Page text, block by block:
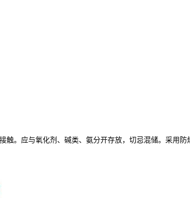
。应与氧化剂、碱类、氨分开存放，切忌混储。采用